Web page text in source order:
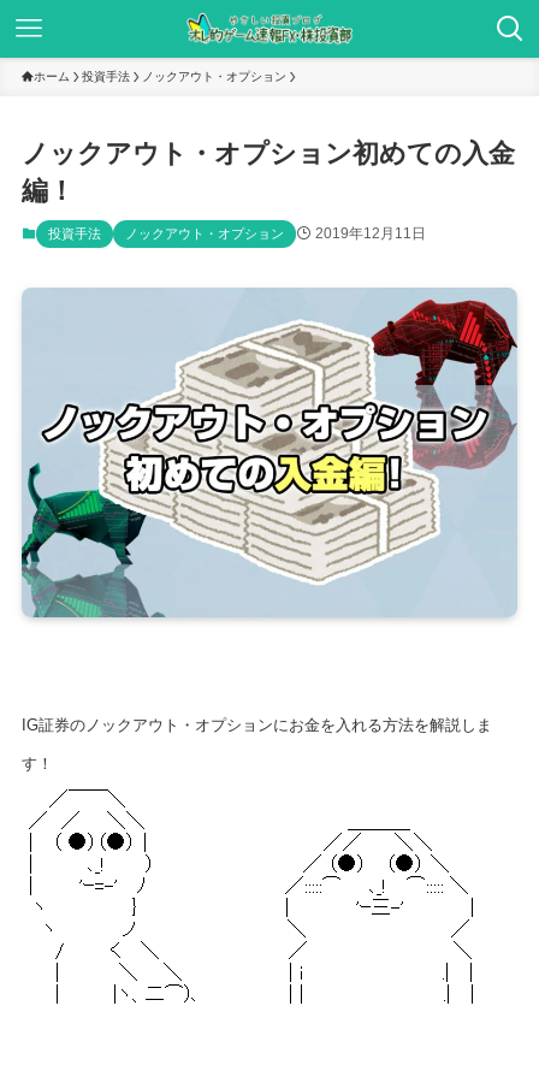
ホーム 投資手法 ノックアウト・オプション
ノックアウト・オプション初めての入金
編！
投資手法 ノックアウト・オプション 2019年12月11日
IG証券のノックアウト・オプションにお金を入れる方法を解説しま
す！